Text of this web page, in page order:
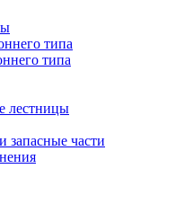
типа
типа
лестницы
запасные части